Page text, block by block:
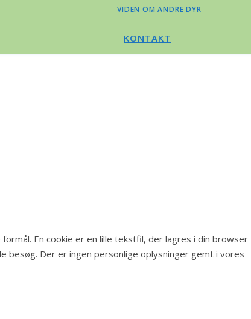
VIDEN OM ANDRE DYR
KONTAKT
En cookie er en lille tekstfil, der lagres i din browser
besøg. Der er ingen personlige oplysninger gemt i vores